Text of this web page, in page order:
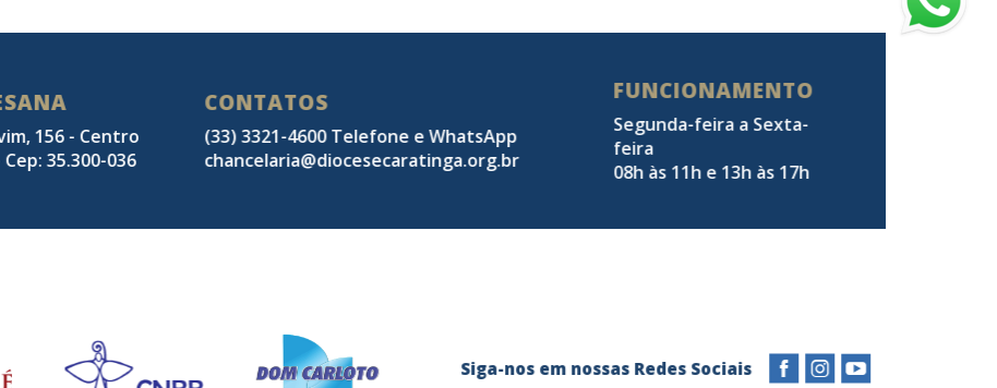
156 - Centro
35.300-036
CONTATOS
(33) 3321-4600 Telefone e WhatsApp
chancelaria@diocesecaratinga.org.br
FUNCIONAMENTO
Segunda-feira a Sexta-
feira
08h às 11h e 13h às 17h
Siga-nos em nossas Redes Sociais